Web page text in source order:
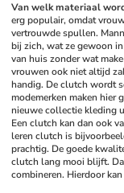
Van welk materiaal
erg populair, omdat
vertrouwde spullen.
bij zich, wat ze gewoon
van huis zonder wat
vrouwen ook niet altijd
handig. De clutch wordt
modemerken maken hier
nieuwe collectie kleding
Een clutch kan dan ook
leren clutch is
prachtig. De goede
clutch lang mooi blijft.
combineren. Hierdoor